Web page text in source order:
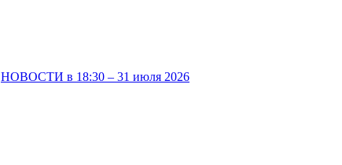
НОВОСТИ в 18:30 – 31 июля 2026